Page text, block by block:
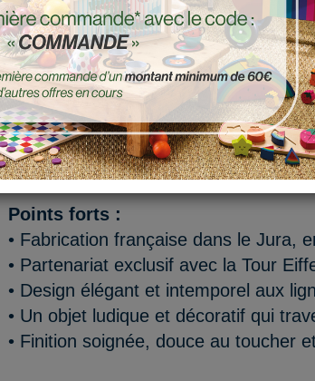
Réf. : 50361
Un concentré de charme et
fabriqué dans le Jura en
Points forts :
• Fabrication française dans le Jura,
• Partenariat exclusif avec la Tour
• Design élégant et intemporel aux
• Un objet ludique et décoratif qui
• Finition soignée, douce au toucher